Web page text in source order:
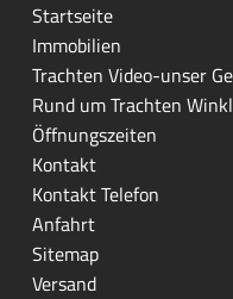
Startseite
Immobilien
Trachten Video-unser
Rund um Trachten
Öffnungszeiten
Kontakt
Kontakt Telefon
Anfahrt
Sitemap
Versand